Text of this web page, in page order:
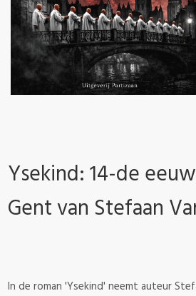
Ysekind: 14-de
Gent van Stefaan
In de roman 'Ysekind' neemt auteur